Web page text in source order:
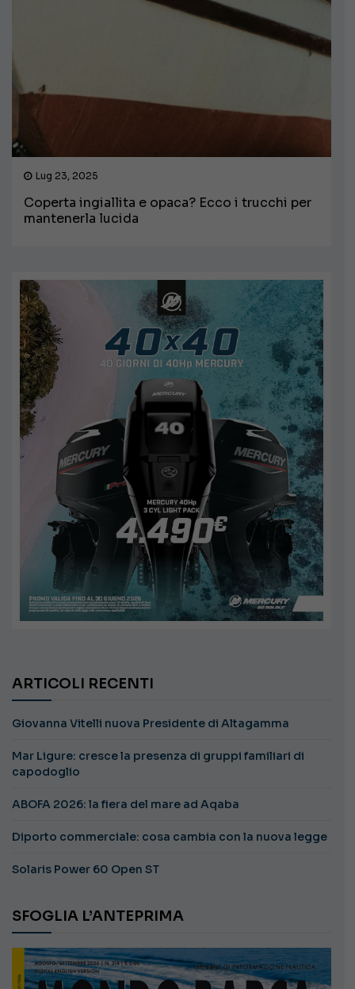
Lug 23, 2025
Coperta ingiallita e opaca? Ecco i trucchi per
mantenerla lucida
ARTICOLI RECENTI
Giovanna Vitelli nuova Presidente di Altagamma
Mar Ligure: cresce la presenza di gruppi familiari di
capodoglio
ABOFA 2026: la fiera del mare ad Aqaba
Diporto commerciale: cosa cambia con la nuova legge
Solaris Power 60 Open ST
SFOGLIA L’ANTEPRIMA